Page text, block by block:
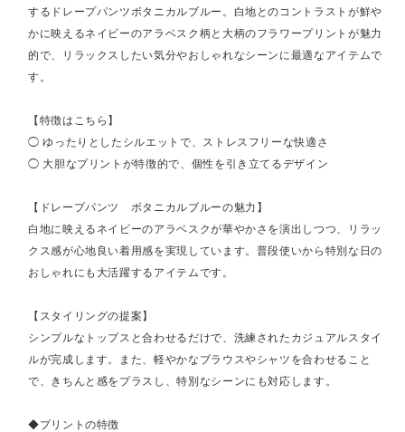
するドレープパンツボタニカルブルー。白地とのコントラストが鮮や
かに映えるネイビーのアラベスク柄と大柄のフラワープリントが魅力
的で、リラックスしたい気分やおしゃれなシーンに最適なアイテムで
す。
【特徴はこちら】
◯ ゆったりとしたシルエットで、ストレスフリーな快適さ
◯ 大胆なプリントが特徴的で、個性を引き立てるデザイン
【ドレープパンツ ボタニカルブルーの魅力】
白地に映えるネイビーのアラベスクが華やかさを演出しつつ、リラッ
クス感が心地良い着用感を実現しています。普段使いから特別な日の
おしゃれにも大活躍するアイテムです。
【スタイリングの提案】
シンプルなトップスと合わせるだけで、洗練されたカジュアルスタイ
ルが完成します。また、軽やかなブラウスやシャツを合わせること
で、きちんと感をプラスし、特別なシーンにも対応します。
◆プリントの特徴